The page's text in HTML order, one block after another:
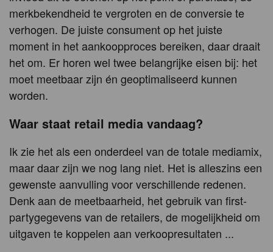
merkbekendheid te vergroten en de conversie te
verhogen. De juiste consument op het juiste
moment in het aankoopproces bereiken, daar draait
het om. Er horen wel twee belangrijke eisen bij: het
moet meetbaar zijn én geoptimaliseerd kunnen
worden.
Waar staat retail media vandaag?
Ik zie het als een onderdeel van de totale mediamix,
maar daar zijn we nog lang niet. Het is alleszins een
gewenste aanvulling voor verschillende redenen.
Denk aan de meetbaarheid, het gebruik van first-
partygegevens van de retailers, de mogelijkheid om
uitgaven te koppelen aan verkoopresultaten ...